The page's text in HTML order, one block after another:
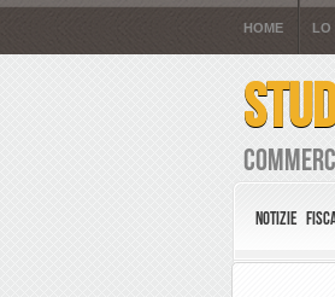
HOME LO
NOTIZIE